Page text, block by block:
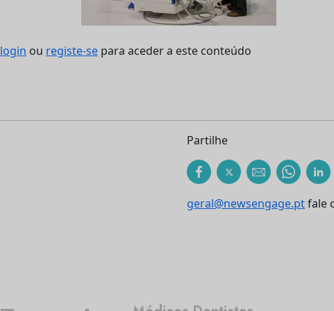
login ou registe-se para aceder a este conteúdo
Partilhe
geral@newsengage.ptfale